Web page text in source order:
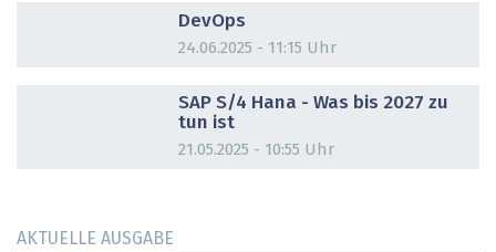
DevOps
24.06.2025 - 11:15 Uhr
SAP S/4 Hana - Was bis 2027 zu
tun ist
21.05.2025 - 10:55 Uhr
AKTUELLE AUSGABE